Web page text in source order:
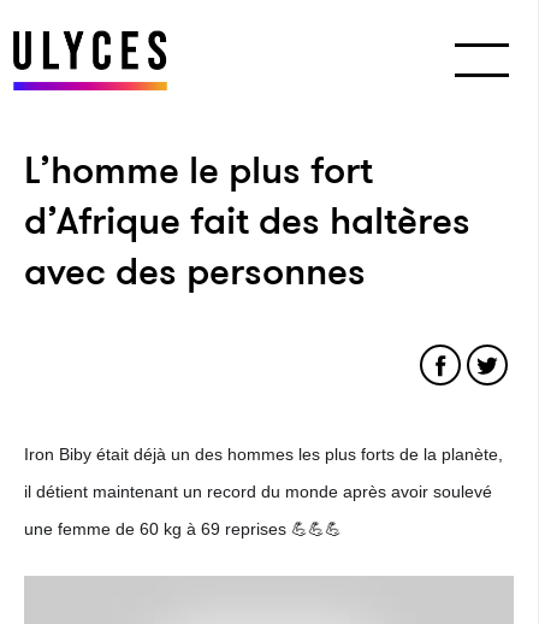
L’homme le plus fort
d’Afrique fait des haltères
avec des personnes
Iron Biby était déjà un des hommes les plus forts de la planète,
il détient maintenant un record du monde après avoir soulevé
une femme de 60 kg à 69 reprises 💪💪💪